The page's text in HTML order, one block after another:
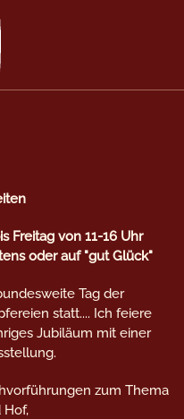
Freitag von 11-16 Uhr
oder auf "gut Glück"
Tag der
statt.... Ich feiere
Jubiläum mit einer
zum Thema
Hof,